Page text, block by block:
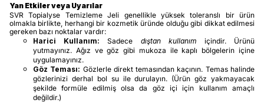
Yan Etkiler veya Uyarılar
SVR Topialyse Temizleme Jeli genellikle yüksek toleranslı bir ürün
olmakla birlikte, herhangi bir kozmetik üründe olduğu gibi dikkat edilmesi
gereken bazı noktalar vardır:
Harici Kullanım: Sadece dıştan kullanım içindir. Ürünü
yutmayınız. Ağız ve göz gibi mukoza ile kaplı bölgelerin içine
uygulamayınız.
Göz Teması: Gözlerle direkt temasından kaçının. Temas halinde
gözlerinizi derhal bol su ile durulayın. (Ürün göz yakmayacak
şekilde formüle edilmiş olsa da göz içi için kullanım amaçlı
değildir.)